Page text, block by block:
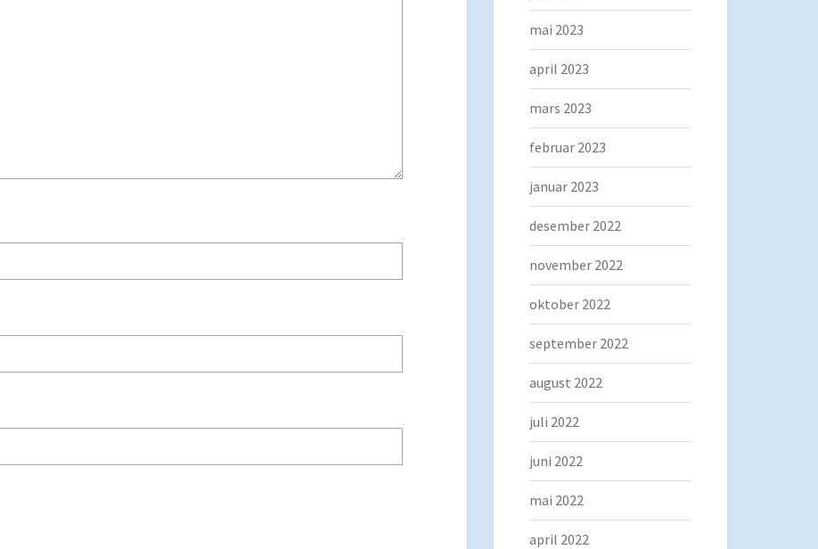
mai 2023
april 2023
mars 2023
februar 2023
januar 2023
desember 2022
november 2022
oktober 2022
september 2022
august 2022
juli 2022
juni 2022
mai 2022
april 2022